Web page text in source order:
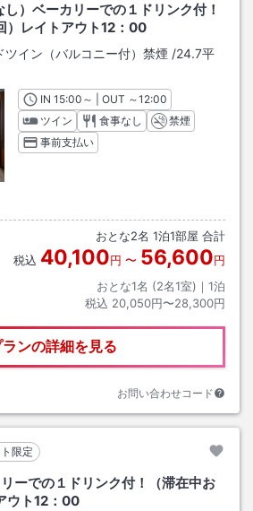
し）ベーカリーでの１ドリンク付！
）レイトアウト12：00
ツイン（バルコニー付）禁煙 /24.7平
INチェックイン
15:00 ～ | OUT チェックアウト
～12:00
ツイン
食事なし
禁煙
事前支払い
おとな2名 1泊1部屋 合計
税込 40,100円 〜 56,600円
おとな1名 (2名1室)｜ 1泊
税込 20,050円〜28,300円
ランの詳細を見る
お問い合わせコード
限定
リーでの１ドリンク付！（滞在中お
ウト12：00